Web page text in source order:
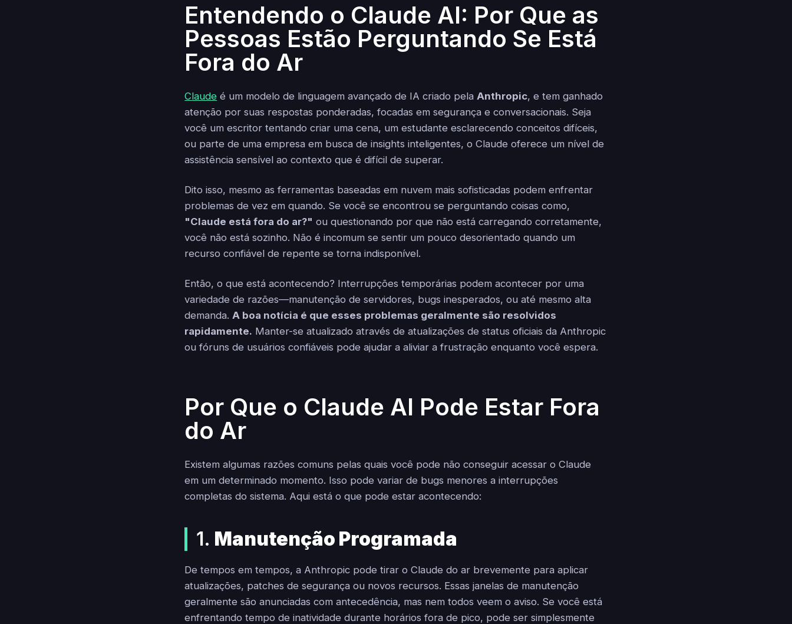
Entendendo o Claude AI: Por Que as
Pessoas Estão Perguntando Se Está
Fora do Ar
Claude é um modelo de linguagem avançado de IA criado pelaAnthropic, e tem ganhado
atenção por suas respostas ponderadas, focadas em segurança e conversacionais. Seja
você um escritor tentando criar uma cena, um estudante esclarecendo conceitos difíceis,
ou parte de uma empresa em busca de insights inteligentes, o Claude oferece um nível de
assistência sensível ao contexto que é difícil de superar.
Dito isso, mesmo as ferramentas baseadas em nuvem mais sofisticadas podem enfrentar
problemas de vez em quando. Se você se encontrou se perguntando coisas como,
"Claude está fora do ar?" ou questionando por que não está carregando corretamente,
você não está sozinho. Não é incomum se sentir um pouco desorientado quando um
recurso confiável de repente se torna indisponível.
Então, o que está acontecendo? Interrupções temporárias podem acontecer por uma
variedade de razões—manutenção de servidores, bugs inesperados, ou até mesmo alta
demanda.A boa notícia é que esses problemas geralmente são resolvidos
rapidamente. Manter-se atualizado através de atualizações de status oficiais da Anthropic
ou fóruns de usuários confiáveis pode ajudar a aliviar a frustração enquanto você espera.
Por Que o Claude AI Pode Estar Fora
do Ar
Existem algumas razões comuns pelas quais você pode não conseguir acessar o Claude
em um determinado momento. Isso pode variar de bugs menores a interrupções
completas do sistema. Aqui está o que pode estar acontecendo:
1. Manutenção Programada
De tempos em tempos, a Anthropic pode tirar o Claude do ar brevemente para aplicar
atualizações, patches de segurança ou novos recursos. Essas janelas de manutenção
geralmente são anunciadas com antecedência, mas nem todos veem o aviso. Se você está
enfrentando tempo de inatividade durante horários fora de pico, pode ser simplesmente